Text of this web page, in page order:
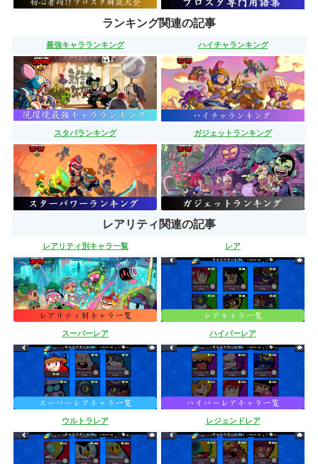
ランキング関連の記事
最強キャラランキング ハイチャランキング
スタパランキング ガジェットランキング
レアリティ関連の記事
レアリティ別キャラ一覧 レア
スーパーレア ハイパーレア
ウルトラレア レジェンドレア